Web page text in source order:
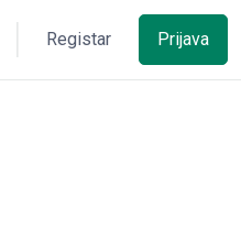
Registar Prijava